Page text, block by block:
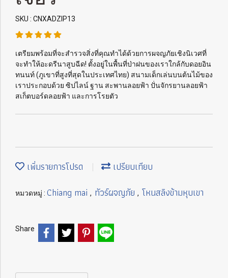
SKU : CNXADZIP13
เตรียมพร้อมที่จะสำรวจสิ่งที่คุณทำได้ด้วยการผจญภัยเชิงนิเวศที่
จะทำให้อะดรีนาสูบฉีด! ตั้งอยู่ในพื้นที่ป่าฝนของเราใกล้กับดอยอิน
ทนนท์ (ภูเขาที่สูงที่สุดในประเทศไทย) สนามเด็กเล่นบนต้นไม้ของ
เราประกอบด้วย ซิปไลน์ ฐาน สะพานลอยฟ้า ปั่นจักรยานลอยฟ้า
สเก็ตบอร์ดลอยฟ้า และการโรยตัว
เพิ่มรายการโปรด เปรียบเทียบ
หมวดหมู่ : Chiang mai , ทัวร์ผจญภัย , โหนสลิงข้ามหุบเขา
Share